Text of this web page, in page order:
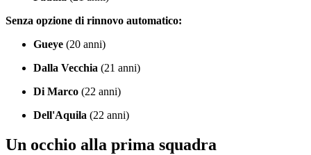
Senza opzione di rinnovo automatico:
Gueye (20 anni)
Dalla Vecchia (21 anni)
Di Marco (22 anni)
Dell'Aquila (22 anni)
Un occhio alla prima squadra